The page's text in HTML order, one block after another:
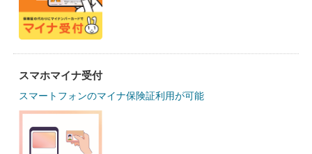
スマホマイナ受付
スマートフォンのマイナ保険証利用が可能